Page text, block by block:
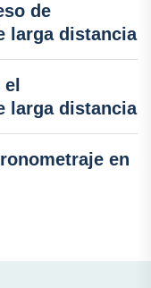
de
larga distancia
larga distancia
en